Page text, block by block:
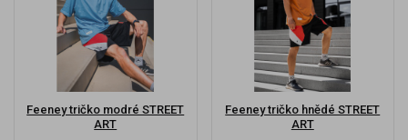
Feeney tričko modré STREET
ART
Feeney tričko hnědé STREET
ART